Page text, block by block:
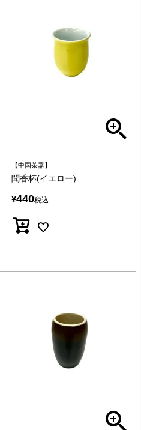
【中国茶器】
聞香杯(イエロー)
¥440税込